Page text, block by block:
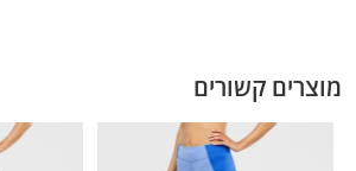
מוצרים קשורים